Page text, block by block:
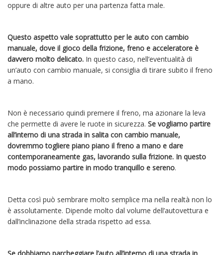
oppure di altre auto per una partenza fatta male.
Questo aspetto vale soprattutto per le auto con cambio
manuale, dove il gioco della frizione, freno e acceleratore è
davvero molto delicato. In questo caso, nell’eventualità di
un’auto con cambio manuale, si consiglia di tirare subito il freno
a mano.
Non è necessario quindi premere il freno, ma azionare la leva
che permette di avere le ruote in sicurezza. Se vogliamo partire
all’interno di una strada in salita con cambio manuale,
dovremmo togliere piano piano il freno a mano e dare
contemporaneamente gas, lavorando sulla frizione. In questo
modo possiamo partire in modo tranquillo e sereno.
Detta così può sembrare molto semplice ma nella realtà non lo
è assolutamente. Dipende molto dal volume dell’autovettura e
dall’inclinazione della strada rispetto ad essa.